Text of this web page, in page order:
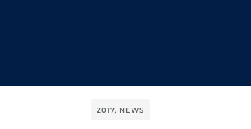
2017, NEWS